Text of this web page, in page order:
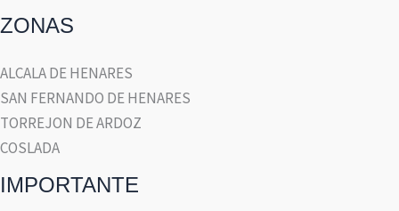
ZONAS
ALCALA DE HENARES
SAN FERNANDO DE HENARES
TORREJON DE ARDOZ
COSLADA
IMPORTANTE